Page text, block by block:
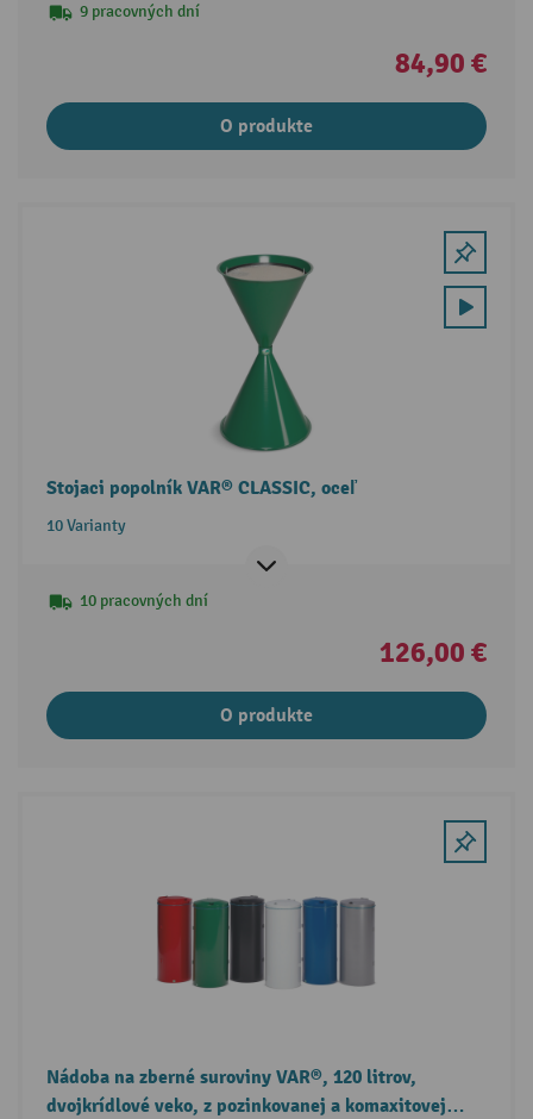
9 pracovných dní
84,90 €
O produkte
Stojaci popolník VAR® CLASSIC, oceľ
10 Varianty
10 pracovných dní
126,00 €
O produkte
Nádoba na zberné suroviny VAR®, 120 litrov,
dvojkrídlové veko, z pozinkovanej a komaxitovej